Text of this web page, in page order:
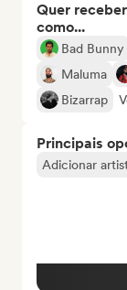
Quer
como...
Bad Bunny
Maluma
Bizarrap
Principais
Adicionar